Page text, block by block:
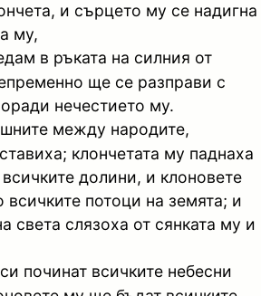
и сърцето му се надигна
му,
в ръката на силния от
ще се разправи с
нечестието му.
между народите,
клончетата му паднаха
долини, и клоновете
потоци на земята; и
света слязоха от сянката му и
починат всичките небесни